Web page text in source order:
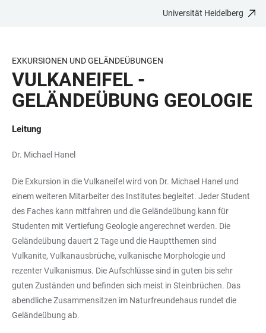
BARRIEREFREIHEIT
Universität Heidelberg
EXKURSIONEN UND GELÄNDEÜBUNGEN
VULKANEIFEL -
GELÄNDEÜBUNG GEOLOGIE
Leitung
Dr. Michael Hanel
Die Exkursion in die Vulkaneifel wird von Dr. Michael Hanel und
einem weiteren Mitarbeiter des Institutes begleitet. Jeder Student
des Faches kann mitfahren und die Geländeübung kann für
Studenten mit Vertiefung Geologie angerechnet werden. Die
Geländeübung dauert 2 Tage und die Hauptthemen sind
Vulkanite, Vulkanausbrüche, vulkanische Morphologie und
rezenter Vulkanismus. Die Aufschlüsse sind in guten bis sehr
guten Zuständen und befinden sich meist in Steinbrüchen. Das
abendliche Zusammensitzen im Naturfreundehaus rundet die
Geländeübung ab.